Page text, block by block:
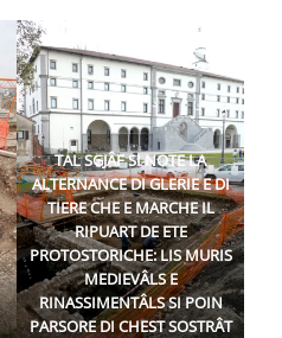
TAL SGJÂF SI NOTE LA
ALTERNANCE DI GLERIE E DI
TIERE CHE E MARCHE IL
RIPUART DE ETE
PROTOSTORICHE: LIS MURIS
MEDIEVÂLS E
RINASSIMENTÂLS SI POIN
PARSORE DI CHEST SOSTRÂT